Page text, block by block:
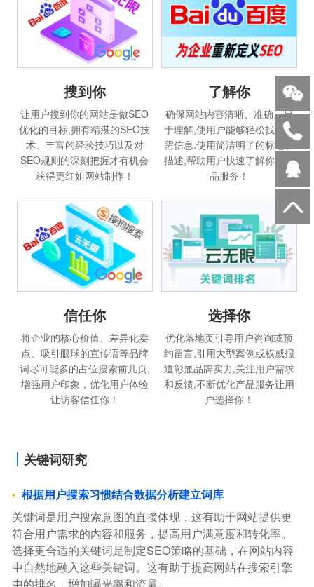
搜到你
让用户搜到你的网站是做SEO
优化的目标,拥有精湛的SEO技
术、丰富的经验技巧以及对
SEO规则的深刻把握才有机会
获得更红姐网站制作！
了解你
确保网站内容清晰、准确、易
于理解,使用户能够轻松找到所
需信息.使用简洁明了的标题和
描述,帮助用户快速了解你的产
品服务！
信任你
将企业的核心价值、差异化卖
点、吸引眼球的宣传语等品牌
词尽可能多的占位搜索前几页,
增强用户印象，优化用户体验
让访客信任你！
选择你
优化落地页引导用户咨询或预
约留言,引用大型案例或权威报
道彰显品牌实力,关注用户需求
和反馈,不断优化产品服务让用
户选择你！
关键词研究
根据用户搜索习惯结合数据分析建立词库
关键词是用户搜索意图的直接体现，这有助于网站提供更
符合用户需求的内容和服务，提高用户满意度和转化率。
选择更合适的关键词是制定SEO策略的基础，在网站内容
中自然地融入这些关键词。这有助于提高网站在搜索引擎